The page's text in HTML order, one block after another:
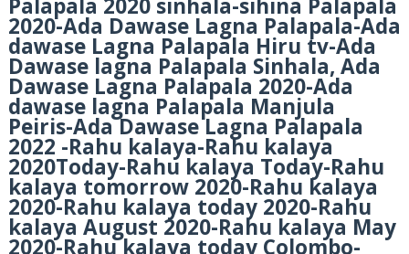
Palapala 2020 sinhala-sihina Palapala
2020-Ada Dawase Lagna Palapala-Ada
dawase Lagna Palapala Hiru tv-Ada
Dawase lagna Palapala Sinhala, Ada
Dawase Lagna Palapala 2020-Ada
dawase lagna Palapala Manjula
Peiris-Ada Dawase Lagna Palapala
2022 -Rahu kalaya-Rahu kalaya
2020Today-Rahu kalaya Today-Rahu
kalaya tomorrow 2020-Rahu kalaya
2020-Rahu kalaya today 2020-Rahu
kalaya August 2020-Rahu kalaya May
2020-Rahu kalaya today Colombo-